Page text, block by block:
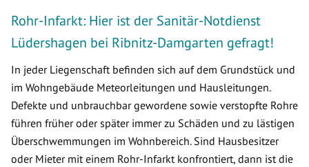
Rohr-Infarkt: Hier ist der Sanitär-Notdienst
Lüdershagen bei Ribnitz-Damgarten gefragt!
In jeder Liegenschaft befinden sich auf dem Grundstück und
im Wohngebäude Meteorleitungen und Hausleitungen.
Defekte und unbrauchbar gewordene sowie verstopfte Rohre
führen früher oder später immer zu Schäden und zu lästigen
Überschwemmungen im Wohnbereich. Sind Hausbesitzer
oder Mieter mit einem Rohr-Infarkt konfrontiert, dann ist die